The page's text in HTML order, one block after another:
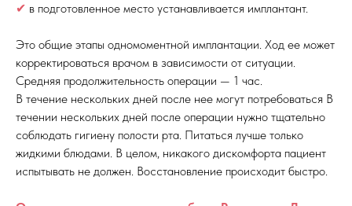
✔ в подготовленное место устанавливается имплантант.
Это общие этапы одномоментной имплантации. Ход ее может
корректироваться врачом в зависимости от ситуации.
Средняя продолжительность операции — 1 час.
В течение нескольких дней после нее могут потребоваться В
течении нескольких дней после операции нужно тщательно
соблюдать гигиену полости рта. Питаться лучше только
жидкими блюдами. В целом, никакого дискомфорта пациент
испытывать не должен. Восстановление происходит быстро.